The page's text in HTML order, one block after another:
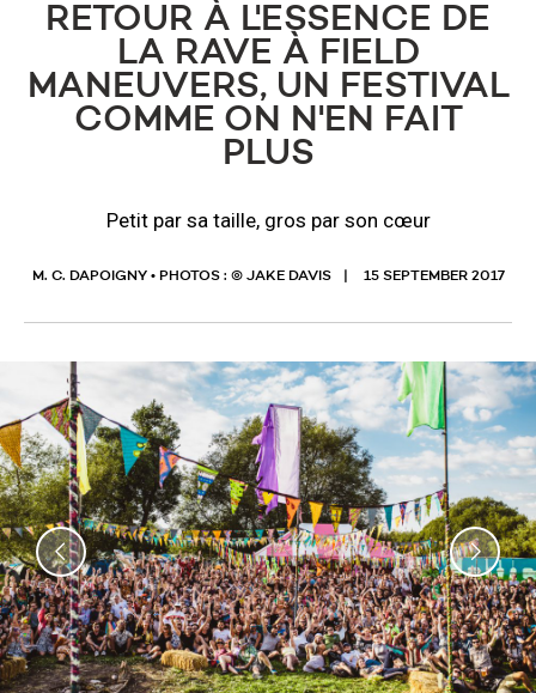
RETOUR À L'ESSENCE DE
LA RAVE À FIELD
MANEUVERS, UN FESTIVAL
COMME ON N'EN FAIT
PLUS
Petit par sa taille, gros par son cœur
M. C. DAPOIGNY • PHOTOS : © JAKE DAVIS 15 SEPTEMBER 2017
Previous